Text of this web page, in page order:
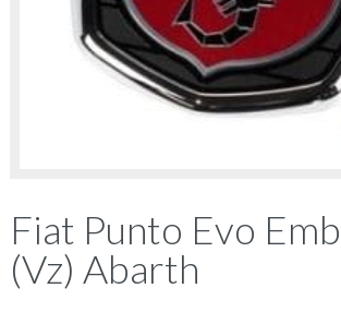
Fiat Punto Evo
(Vz) Abarth